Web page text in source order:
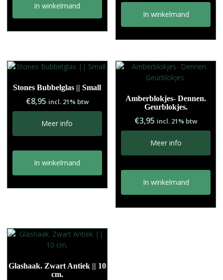
In winkelmand
In winkelmand
Stones Bubbelglas || Small
€8,95 incl. 21% btw
Meer info
In winkelmand
Amberblokjes- Dennen.
Geurblokjes.
€3,95 incl. 21% btw
Meer info
In winkelmand
Glashaak. Zwart Antiek || 10
cm.